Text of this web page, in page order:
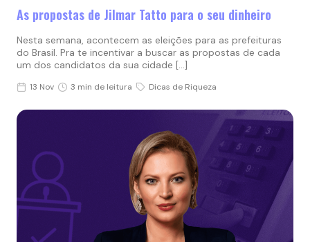
As propostas de Jilmar Tatto para o seu dinheiro
Nesta semana, acontecem as eleições para as prefeituras
do Brasil. Pra te incentivar a buscar as propostas de cada
um dos candidatos da sua cidade […]
13 Nov 3 min de leitura Dicas de Riqueza